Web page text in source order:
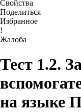
Свойства
Поделиться
Избранное
!
Жалоба
Тест 1.2.
на языке